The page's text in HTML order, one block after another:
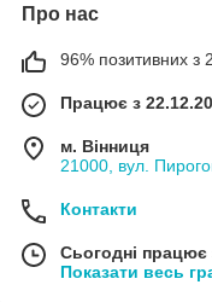
Про нас
96% позитивних з
Працює з
м. Вінниця
21000, вул.
Контакти
Сьогодні працює
Показати весь